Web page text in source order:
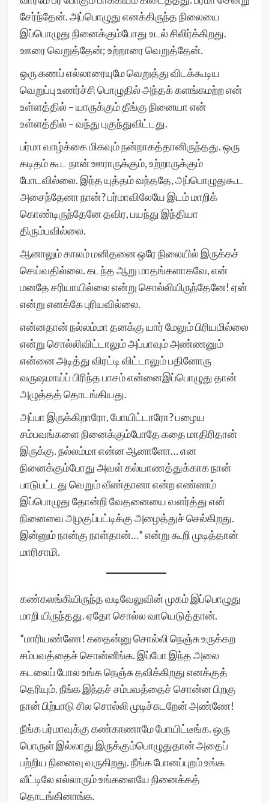
சேர்ந்தேன். அப்பொழுது எனக்கிருந்த நிலையை
இப்பொழுது நினைக்கும்போது உடல் சிலிர்க்கிறது.
ஊரை வெறுத்தேன்; உற்றாரை வெறுத்தேன்.
ஒரு கணப் எல்லாரையுமே வெறுத்து விடக்கூடிய
வெறுப்பு உணர்ச்சி பொழுதில் அந்தக் களங்கமற்ற என்
உள்ளத்தில் – யாருக்கும் தீங்கு நினையா என்
உள்ளத்தில் – வந்து புகுந்துவிட்டது.
பர்மா வாழ்க்கை மிகவும் நன்றாகத்தானிருந்தது. ஒரு
கடிதம் கூட நான் ஊராருக்கும், உற்றாருக்கும்
போடவில்லை. இந்த யுத்தம் வந்ததே, அப்பொழுதுகூட
அசைந்தேனா நான்? பர்மாவிலேயே இடம் மாறிக்
கொண்டிருந்தேனே தவிர, பயந்து இந்தியா
திரும்பவில்லை.
ஆனாலும் காலம் மனிதனை ஒரே நிலையில் இருக்கச்
செய்வதில்லை. கடந்த ஆறு மாதங்களாகவே, என்
மனதே சரியாயில்லை என்று சொல்லியிருந்தேனே! ஏன்
என்று எனக்கே புரியவில்லை.
என்னதான் நல்லம்மா தனக்கு யார் மேலும் பிரியமில்லை
என்று சொல்லிவிட்டாலும் அப்பாவும் அண்ணனும்
என்னை அடித்து விரட்டி விட்டாலும் பதினோரு
வருஷமாய்ப் பிரிந்த பாசம் என்னைஇப்பொழுது தான்
அழுத்தத் தொடங்கியது.
அப்பா இருக்கிறாரோ, போயிட்டாரோ? பழைய
சம்பவங்களை நினைக்கும்போதே கதை மாதிரிதான்
இருக்கு. நல்லம்மா என்ன ஆனாளோ… என
நினைக்கும்போது அவள் கல்யாணத்துக்காக நான்
பாடுபட்டது வெறும் வீண்தானா என்ற எண்ணம்
இப்பொழுது தோன்றி வேதனையை வளர்த்து என்
நினைவை அழகுப்பட்டிக்கு அழைத்துச் செல்கிறது.
இன்னும் நான்கு நாள்தான்…” என்று கூறி முடித்தான்
மாரிசாமி.
கண்கலங்கியிருந்த வடிவேலுவின் முகம் இப்பொழுது
மாறி யிருந்தது. ஏதோ சொல்ல வாயெடுத்தான்.
”மாரியண்ணே! கதைன்னு சொல்லி நெஞ்சு உருக்கற
சம்பவத்தைச் சொன்னீங்க. இப்போ இந்த அலை
கடலைப் போல உங்க நெஞ்சு தவிக்கிறது எனக்குத்
தெரியும். நீங்க இந்தச் சம்பவத்தைச் சொன்ன பிறகு
நான் பிற்பாடு சில சொல்லி முடிச்சுடறேன் அண்ணே!
நீங்க பர்மாவுக்கு கண்காணாமே போயிட்டீங்க. ஒரு
பொருள் இல்லாது இருக்கும்பொழுதுதான் அதைப்
பற்றிய நினைவு வருகிறது. நீங்க போனப்புறம் உங்க
வீட்டிலே எல்லாரும் உங்களையே நினைக்கத்
தொடங்கினாங்க.